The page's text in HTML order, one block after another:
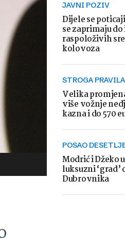
JAVNI POZIV
Dijele se
se zaprimaju
raspoloživih
kolovoza
STROGA
Velika
više vožnje
kazna i do 570
POSAO
Modrić i Džeko
luksuzni
Dubrovnika